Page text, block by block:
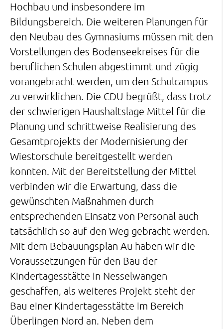
Hochbau und insbesondere im
Bildungsbereich. Die weiteren Planungen für
den Neubau des Gymnasiums müssen mit den
Vorstellungen des Bodenseekreises für die
beruflichen Schulen abgestimmt und zügig
vorangebracht werden, um den Schulcampus
zu verwirklichen. Die CDU begrüßt, dass trotz
der schwierigen Haushaltslage Mittel für die
Planung und schrittweise Realisierung des
Gesamtprojekts der Modernisierung der
Wiestorschule bereitgestellt werden
konnten. Mit der Bereitstellung der Mittel
verbinden wir die Erwartung, dass die
gewünschten Maßnahmen durch
entsprechenden Einsatz von Personal auch
tatsächlich so auf den Weg gebracht werden.
Mit dem Bebauungsplan Au haben wir die
Voraussetzungen für den Bau der
Kindertagesstätte in Nesselwangen
geschaffen, als weiteres Projekt steht der
Bau einer Kindertagesstätte im Bereich
Überlingen Nord an. Neben dem